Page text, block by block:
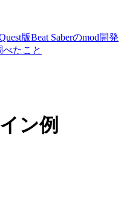
版Beat Saberのmod開発
たこと
ン例